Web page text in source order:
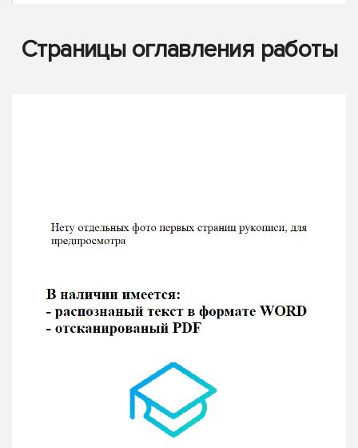
Страницы оглавления работы